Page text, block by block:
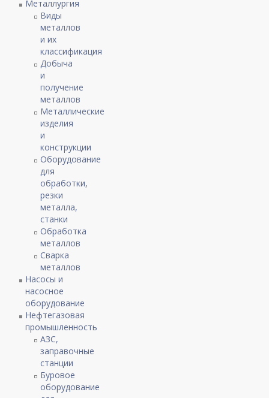
Металлургия
Виды
металлов
и их
классификация
Добыча
и
получение
металлов
Металлические
изделия
и
конструкции
Оборудование
для
обработки,
резки
металла,
станки
Обработка
металлов
Сварка
металлов
Насосы и
насосное
оборудование
Нефтегазовая
промышленность
АЗС,
заправочные
станции
Буровое
оборудование